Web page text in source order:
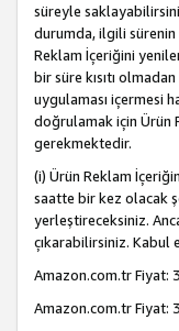
süreyle
durumda, ilgili sürenin
Reklam İçeriğini
bir süre kısıtı
uygulaması içermesi
doğrulamak için Ürün
gerekmektedir.
(i) Ürün Reklam
saatte bir kez olacak
yerleştireceksiniz.
çıkarabilirsiniz. Kabul
Amazon.com.tr Fiyat:
Amazon.com.tr Fiyat: